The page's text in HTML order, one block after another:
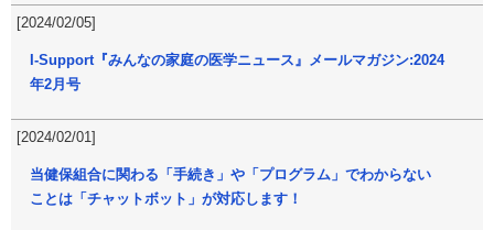
[2024/02/05]
I-Support『みんなの家庭の医学ニュース』メールマガジン:2024
年2月号
[2024/02/01]
当健保組合に関わる「手続き」や「プログラム」でわからない
ことは「チャットボット」が対応します！